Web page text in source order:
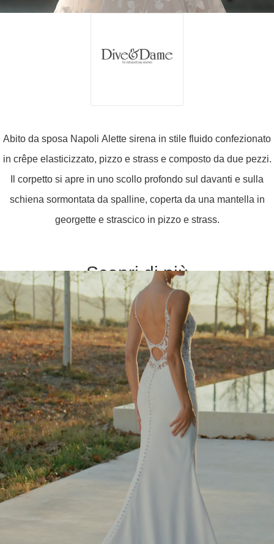
Abito da sposa Napoli Alette sirena in stile fluido confezionato
in crêpe elasticizzato, pizzo e strass e composto da due pezzi.
Il corpetto si apre in uno scollo profondo sul davanti e sulla
schiena sormontata da spalline, coperta da una mantella in
georgette e strascico in pizzo e strass.
Scopri di più